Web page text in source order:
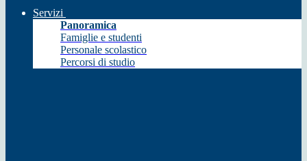
Servizi
Panoramica
Famiglie e studenti
Personale scolastico
Percorsi di studio